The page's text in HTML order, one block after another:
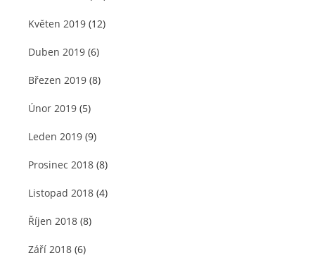
Květen 2019 (12)
Duben 2019 (6)
Březen 2019 (8)
Únor 2019 (5)
Leden 2019 (9)
Prosinec 2018 (8)
Listopad 2018 (4)
Říjen 2018 (8)
Září 2018 (6)